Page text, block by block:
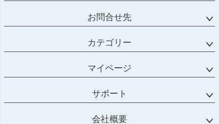
お問合せ先
カテゴリー
マイページ
サポート
会社概要